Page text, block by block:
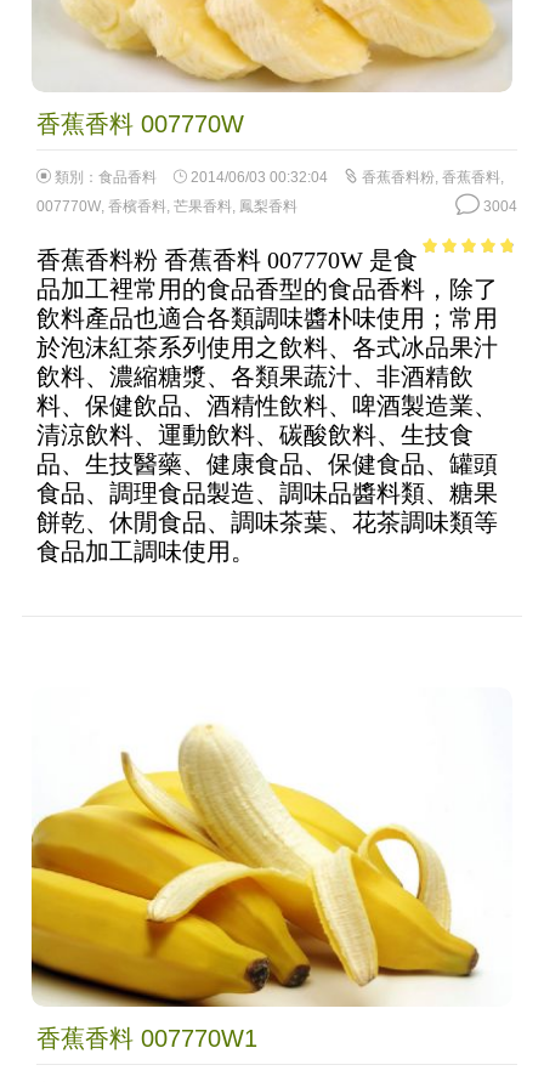
香蕉香料 007770W
類別： 食品香料 2014/06/03 00:32:04 香蕉香料粉, 香蕉香料,
007770W, 香檳香料, 芒果香料, 鳳梨香料 3004
5
香蕉香料粉 香蕉香料 007770W 是食
品加工裡常用的食品香型的食品香料，除了
飲料產品也適合各類調味醬朴味使用；常用
於泡沫紅茶系列使用之飲料、各式冰品果汁
飲料、濃縮糖漿、各類果蔬汁、非酒精飲
料、保健飲品、酒精性飲料、啤酒製造業、
清涼飲料、運動飲料、碳酸飲料、生技食
品、生技醫藥、健康食品、保健食品、罐頭
食品、調理食品製造、調味品醬料類、糖果
餅乾、休閒食品、調味茶葉、花茶調味類等
食品加工調味使用。
香蕉香料 007770W1